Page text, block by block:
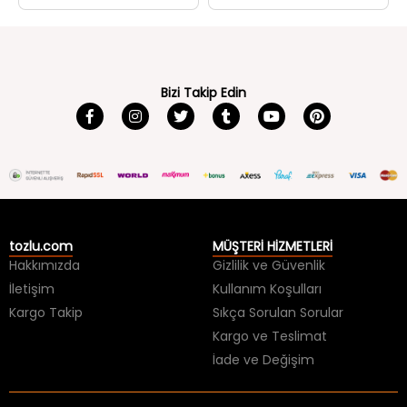
Hakkımızda
İletişim
Kargo Takip
Gizlilik ve Güvenlik
Kullanım Koşulları
Sıkça Sorulan Sorular
Kargo ve Teslimat
İade ve Değişim